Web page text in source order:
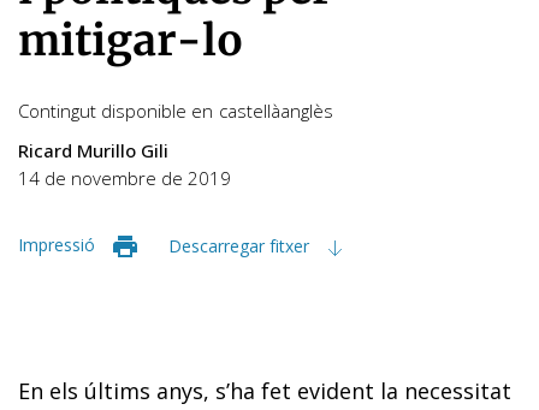
mitigar-lo
Contingut disponible en castellàanglès
Ricard Murillo Gili
14 de novembre de 2019
Impressió Descarregar fitxer
En els últims anys, s’ha fet evident la necessitat